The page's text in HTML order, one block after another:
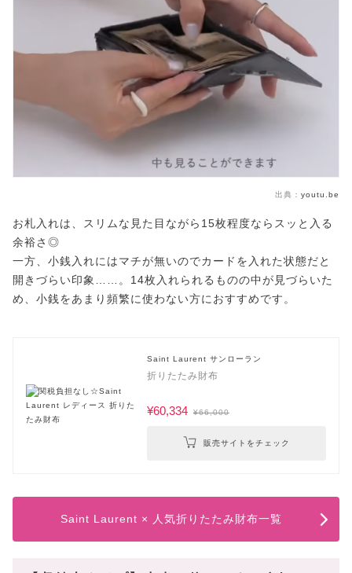
出典： youtu.be
お札入れは、スリムな見た目ながら15枚程度ならスッと入る
余裕さ◎
一方、小銭入れにはマチが無いのでカードを入れた状態だと
開きづらい印象……。14枚入れられるものの中が見づらいた
め、小銭をあまり頻繁に使わない方におすすめです。
Saint Laurent サンローラン
折りたたみ財布
¥60,334 ¥66,000
販売サイトをチェック
Saint Laurent × 人気折りたたみ財布一覧